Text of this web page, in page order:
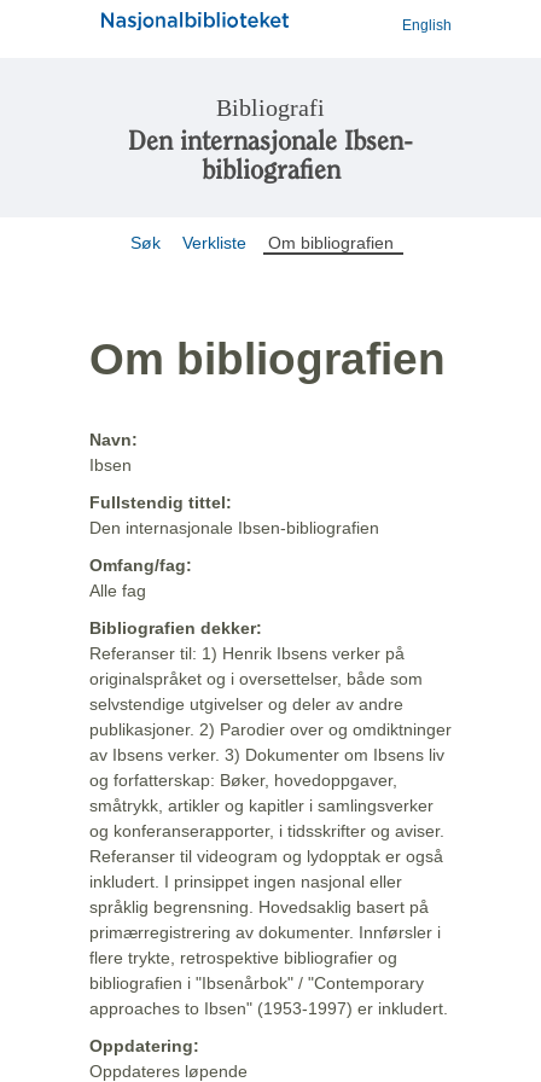
English
Bibliografi
Den internasjonale Ibsen-
bibliografien
Søk Verkliste Om bibliografien
Om bibliografien
Navn:
Ibsen
Fullstendig tittel:
Den internasjonale Ibsen-bibliografien
Omfang/fag:
Alle fag
Bibliografien dekker:
Referanser til: 1) Henrik Ibsens verker på
originalspråket og i oversettelser, både som
selvstendige utgivelser og deler av andre
publikasjoner. 2) Parodier over og omdiktninger
av Ibsens verker. 3) Dokumenter om Ibsens liv
og forfatterskap: Bøker, hovedoppgaver,
småtrykk, artikler og kapitler i samlingsverker
og konferanserapporter, i tidsskrifter og aviser.
Referanser til videogram og lydopptak er også
inkludert. I prinsippet ingen nasjonal eller
språklig begrensning. Hovedsaklig basert på
primærregistrering av dokumenter. Innførsler i
flere trykte, retrospektive bibliografier og
bibliografien i "Ibsenårbok" / "Contemporary
approaches to Ibsen" (1953-1997) er inkludert.
Oppdatering:
Oppdateres løpende